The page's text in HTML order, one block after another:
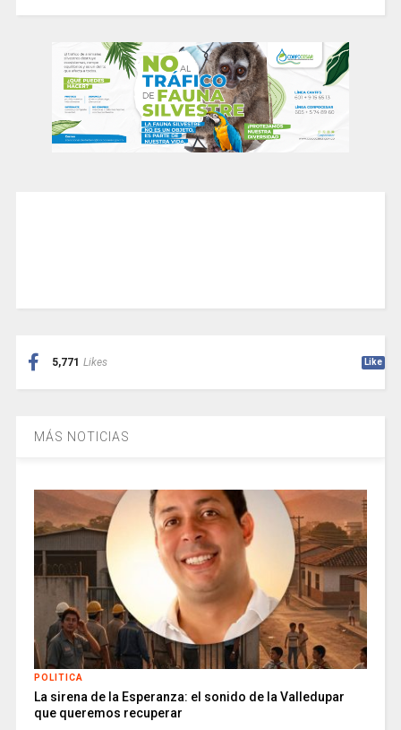
5,771 Likes Like
MÁS NOTICIAS
POLITICA
La sirena de la Esperanza: el sonido de la Valledupar
que queremos recuperar